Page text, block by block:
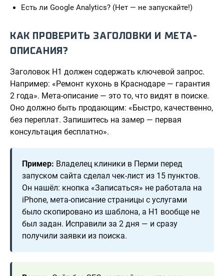
Есть ли Google Analytics? (Нет — не запускайте!)
КАК ПРОВЕРИТЬ ЗАГОЛОВКИ И МЕТА-
ОПИСАНИЯ?
Заголовок H1 должен содержать ключевой запрос.
Например: «Ремонт кухонь в Краснодаре — гарантия
2 года». Мета-описание — это то, что видят в поиске.
Оно должно быть продающим: «Быстро, качественно,
без переплат. Запишитесь на замер — первая
консультация бесплатно».
Пример: Владелец клиники в Перми перед
запуском сайта сделал чек-лист из 15 пунктов.
Он нашёл: кнопка «Записаться» не работала на
iPhone, мета-описание страницы с услугами
было скопировано из шаблона, а H1 вообще не
был задан. Исправили за 2 дня — и сразу
получили заявки из поиска.